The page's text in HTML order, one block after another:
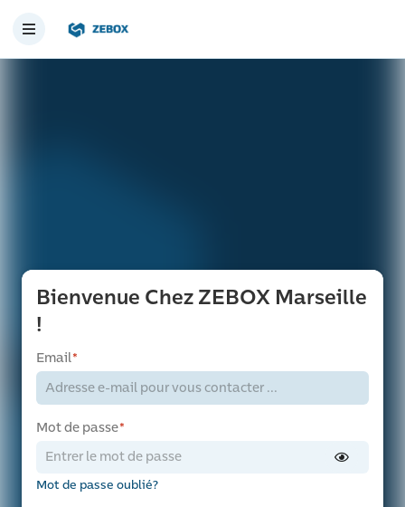
Bienvenue Chez ZEBOX Marseille
!
Email*
Mot de passe*
Mot de passe oublié?